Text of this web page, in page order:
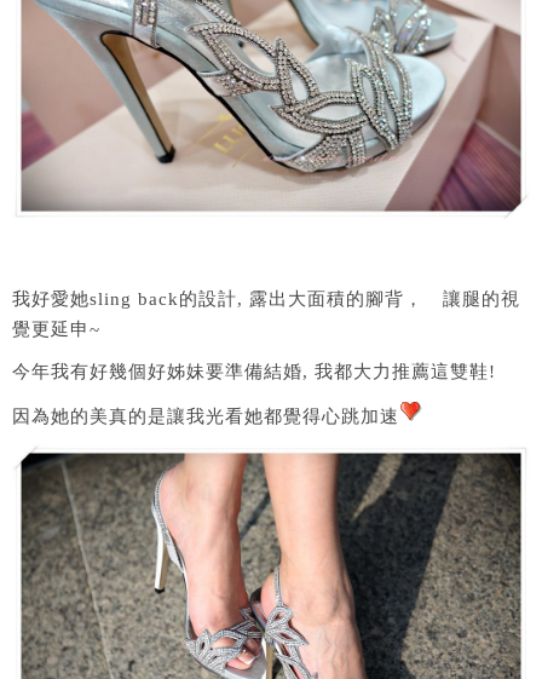
我好愛她sling back的設計, 露出大面積的腳背， 讓腿的視
覺更延申~
今年我有好幾個好姊妹要準備結婚, 我都大力推薦這雙鞋!
因為她的美真的是讓我光看她都覺得心跳加速